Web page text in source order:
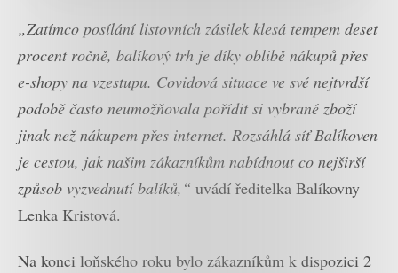
„Zatímco posílání listovních zásilek klesá tempem deset
procent ročně, balíkový trh je díky oblibě nákupů přes
e-shopy na vzestupu. Covidová situace ve své nejtvrdší
podobě často neumožňovala pořídit si vybrané zboží
jinak než nákupem přes internet. Rozsáhlá síť Balíkoven
je cestou, jak našim zákazníkům nabídnout co nejširší
způsob vyzvednutí balíků,“ uvádí ředitelka Balíkovny
Lenka Kristová.
Na konci loňského roku bylo zákazníkům k dispozici 2